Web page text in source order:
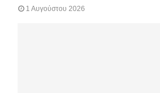
1 Αυγούστου 2026